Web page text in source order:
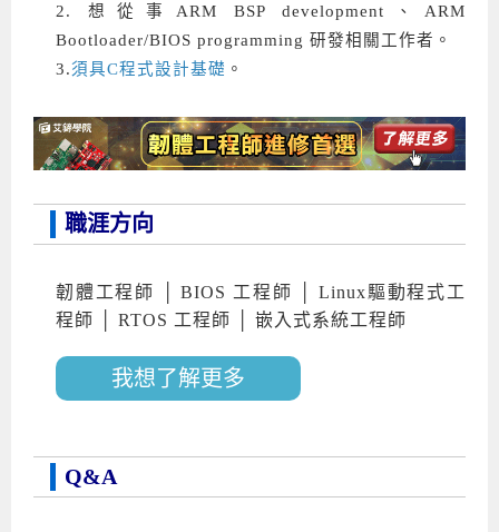
2.想從事 ARM BSP development 、 ARM
Bootloader/BIOS programming 研發相關工作者。
3.須具C程式設計基礎 。
職涯方向
韌體工程師 │ BIOS 工程師 │ Linux驅動程式工
程師 │ RTOS 工程師 │ 嵌入式系統工程師
我想了解更多
Q&A